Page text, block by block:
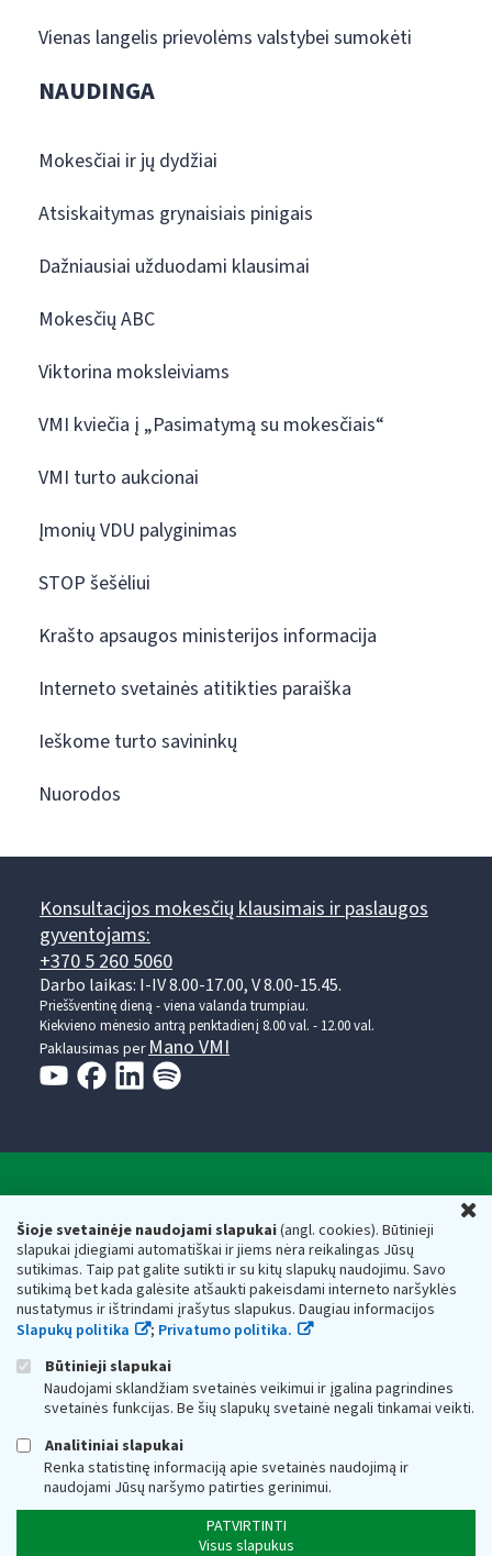
Šioje svetainėje naudojami slapukai(angl. cookies). Būtinieji
slapukai įdiegiami automatiškai ir jiems nėra reikalingas Jūsų
sutikimas. Taip pat galite sutikti ir su kitų slapukų naudojimu. Savo
sutikimą bet kada galėsite atšaukti pakeisdami interneto naršyklės
nustatymus ir ištrindami įrašytus slapukus. Daugiau informacijos
Slapukų politika
; Privatumo politika.
Būtinieji slapukai
Naudojami sklandžiam svetainės veikimui ir įgalina pagrindines
svetainės funkcijas. Be šių slapukų svetainė negali tinkamai veikti.
Analitiniai slapukai
Renka statistinę informaciją apie svetainės naudojimą ir
naudojami Jūsų naršymo patirties gerinimui.
PATVIRTINTI
Visus slapukus
Vienas langelis prievolėms valstybei sumokėti
NAUDINGA
Mokesčiai ir jų dydžiai
Atsiskaitymas grynaisiais pinigais
Dažniausiai užduodami klausimai
Mokesčių ABC
Viktorina moksleiviams
VMI kviečia į „Pasimatymą su mokesčiais“
VMI turto aukcionai
Įmonių VDU palyginimas
STOP šešėliui
Krašto apsaugos ministerijos informacija
Interneto svetainės atitikties paraiška
Ieškome turto savininkų
Nuorodos
Konsultacijos mokesčių klausimais ir paslaugos
gyventojams:
+370 5 260 5060
Darbo laikas: I-IV 8.00-17.00, V 8.00-15.45.
Prieššventinę dieną - viena valanda trumpiau.
Kiekvieno mėnesio antrą penktadienį 8.00 val. - 12.00 val.
Paklausimas per Mano VMI
Respublikos finansų ministerijos
Biudžetinė įstaiga. Juridinio asmens kodas — 188659752,
adresas: Vasario 16-osios g. 14, 01107 Vilnius, Lietuva, el.paštas:
vmi@vmi.lt, E. pristatymo dėžutės adresas 188659752
Duomenys apie Valstybinę mokesčių inspekciją prie Lietuvos
Respublikos finansų ministerijos kaupiami ir saugomi Juridinių